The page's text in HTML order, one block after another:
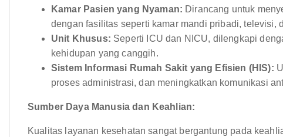
Kamar Pasien yang Nyaman: Dirancang untuk
dengan fasilitas seperti kamar mandi pribadi, televisi,
Unit Khusus: Seperti ICU dan NICU, dilengkapi
kehidupan yang canggih.
Sistem Informasi Rumah Sakit yang Efisien (HIS):
proses administrasi, dan meningkatkan komunikasi
Sumber Daya Manusia dan Keahlian:
Kualitas layanan kesehatan sangat bergantung pada